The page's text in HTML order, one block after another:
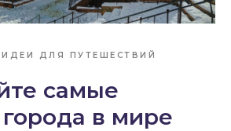
ИДЕИ ДЛЯ ПУТЕШЕСТВИЙ
самые
в мире